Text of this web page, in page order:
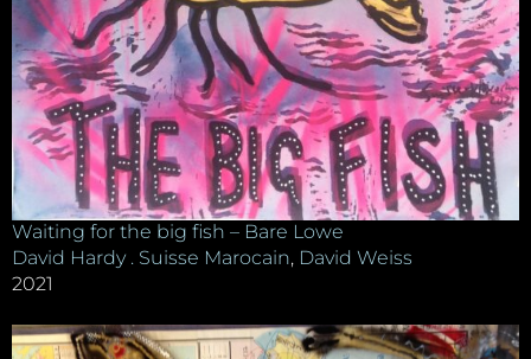
Waiting for the big fish – Bare Lowe
David Hardy . Suisse Marocain, David Weiss
2021